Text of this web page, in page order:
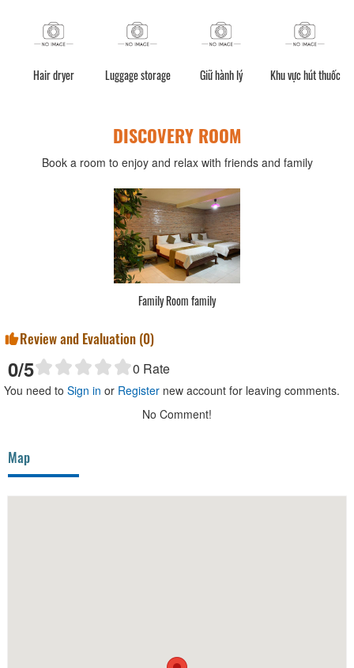
Hair dryer Luggage storage Giữ hành lý Khu vực hút thuốc
DISCOVERY ROOM
Book a room to enjoy and relax with friends and family
Family Room family
Review and Evaluation (0)
0/5 0 Rate
You need to Sign in or Register new account for leaving comments.
No Comment!
Map